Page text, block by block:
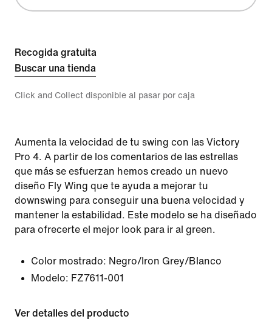
Recogida gratuita
Buscar una tienda
Click and Collect disponible al pasar por caja
Aumenta la velocidad de tu swing con las Victory
Pro 4. A partir de los comentarios de las estrellas
que más se esfuerzan hemos creado un nuevo
diseño Fly Wing que te ayuda a mejorar tu
downswing para conseguir una buena velocidad y
mantener la estabilidad. Este modelo se ha diseñado
para ofrecerte el mejor look para ir al green.
Color mostrado: Negro/Iron Grey/Blanco
Modelo: FZ7611-001
Ver detalles del producto